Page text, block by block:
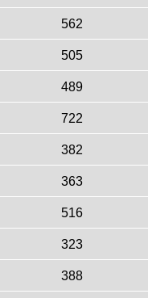
562
505
489
722
382
363
516
323
388